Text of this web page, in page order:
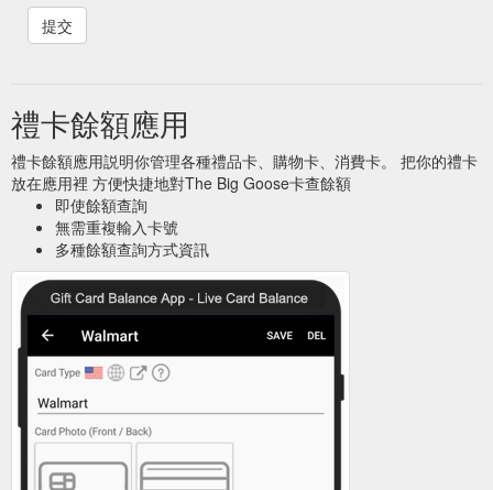
禮卡餘額應用
禮卡餘額應用説明你管理各種禮品卡、購物卡、消費卡。 把你的禮卡
放在應用裡 方便快捷地對The Big Goose卡查餘額
即使餘額查詢
無需重複輸入卡號
多種餘額查詢方式資訊